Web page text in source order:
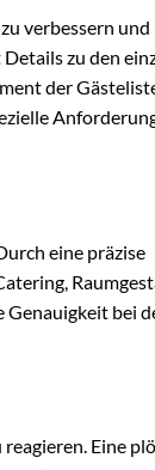
verbessern und
zu den
der
eine präzise
Genauigkeit bei
Eine